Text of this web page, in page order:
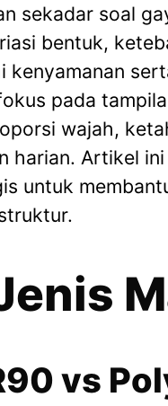
sekadar soal
bentuk,
kenyamanan
pada
wajah,
harian. Artikel
untuk
vs